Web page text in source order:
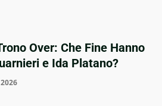
Over: Che Fine Hanno
e Ida Platano?